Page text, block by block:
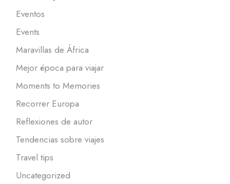
Eventos
Events
Maravillas de África
Mejor época para viajar
Moments to Memories
Recorrer Europa
Reflexiones de autor
Tendencias sobre viajes
Travel tips
Uncategorized